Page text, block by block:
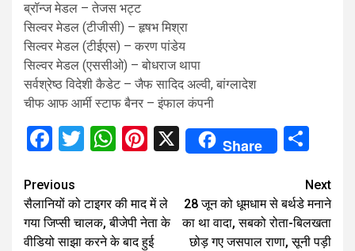
ब्रॉन्ज मेडल – तेजस भट्ट
सिल्वर मेडल (टीजीसी) – हृषभ मिश्रा
सिल्वर मेडल (टीईएस) – करण पांडेय
सिल्वर मेडल (एससीओ) – बोधराज थापा
सर्वश्रेष्ठ विदेशी कैडेट – जैफ सादिद अल्वी, बांग्लादेश
चीफ आफ आर्मी स्टाफ बैनर – इंफाल कंपनी
Facebook
Twitter
WhatsApp
Pinterest
X Share
Continue
Reading
Previous
सैलानियों को टाइगर की माद में ले
गया जिप्सी चालक, बीजेपी नेता के
वीडियो साझा करने के बाद हुई
Next
28 जून को धूमधाम से बर्थडे मनाने
का था वादा, सबको रोता-बिलखता
छोड़ गए जसपाल राणा, सूनी पड़ी